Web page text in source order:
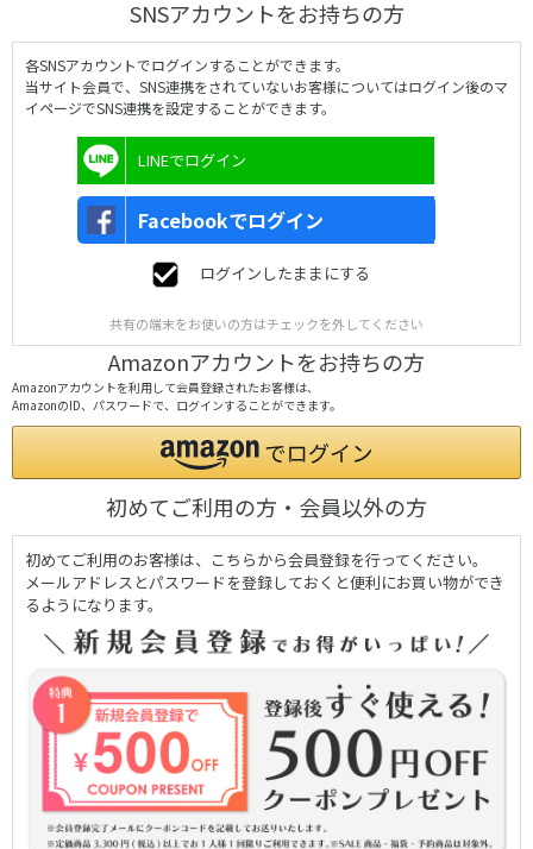
SNSアカウントをお持ちの方
各SNSアカウントでログインすることができます。
当サイト会員で、SNS連携をされていないお客様についてはログイン後のマ
イページでSNS連携を設定することができます。
LINEでログイン
Facebookでログイン
ログインしたままにする
共有の端末をお使いの方はチェックを外してください
Amazonアカウントをお持ちの方
Amazonアカウントを利用して会員登録されたお客様は、
AmazonのID、パスワードで、ログインすることができます。
初めてご利用の方・会員以外の方
初めてご利用のお客様は、こちらから会員登録を行ってください。
メールアドレスとパスワードを登録しておくと便利にお買い物ができ
るようになります。